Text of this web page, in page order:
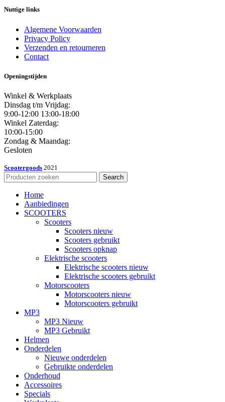
Nuttige links
Algemene Voorwaarden
Privacy Policy
Verzenden en retourneren
Contact
Openingstijden
Winkel & Werkplaats
Dinsdag t/m Vrijdag:
9:00-12:00 13:00-18:00
Winkel Zaterdag:
10:00-15:00
Zondag & Maandag:
Gesloten
Scootergoods 2021
Search
Home
Aanbiedingen
SCOOTERS
Scooters
Scooters nieuw
Scooters gebruikt
Scooters opknap
Elektrische scooters
Elektrische scooters nieuw
Elektrische scooters gebruikt
Motorscooters
Motorscooters nieuw
Motorscooters gebruikt
MP3
MP3 Nieuw
MP3 Gebruikt
Helmen
Onderdelen
Nieuwe onderdelen
Gebruikte onderdelen
Onderhoud
Accessoires
Specials